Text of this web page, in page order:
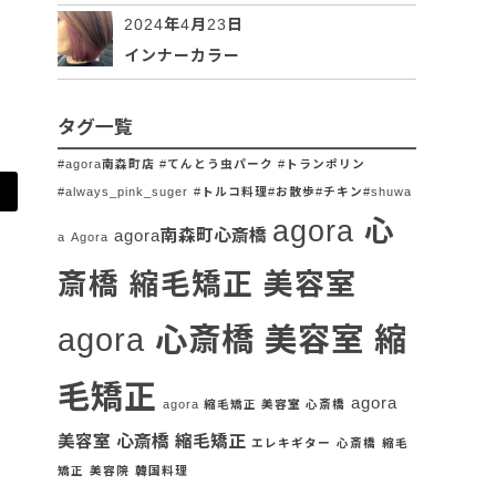
2024年4月23日
インナーカラー
タグ一覧
#agora南森町店 #てんとう虫パーク #トランポリン
#always_pink_suger #トルコ料理#お散歩#チキン#shuwa
a Agora agora南森町心斎橋 agora 心
斎橋 縮毛矯正 美容室
agora 心斎橋 美容室 縮
毛矯正 agora 縮毛矯正 美容室 心斎橋 agora
美容室 心斎橋 縮毛矯正 エレキギター 心斎橋 縮毛
矯正 美容院 韓国料理